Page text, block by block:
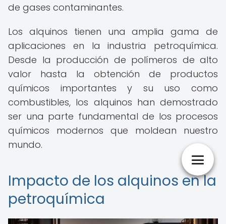
de gases contaminantes.
Los alquinos tienen una amplia gama de
aplicaciones en la industria petroquímica.
Desde la producción de polímeros de alto
valor hasta la obtención de productos
químicos importantes y su uso como
combustibles, los alquinos han demostrado
ser una parte fundamental de los procesos
químicos modernos que moldean nuestro
mundo.
Impacto de los alquinos en la
petroquímica